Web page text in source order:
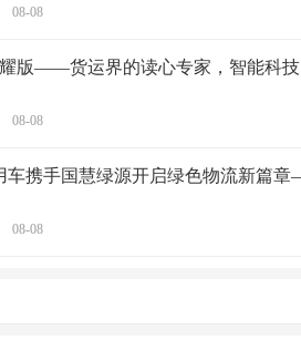
08-08
版——货运界的读心专家，智能科
08-08
车携手国慧绿源开启绿色物流新篇
08-08